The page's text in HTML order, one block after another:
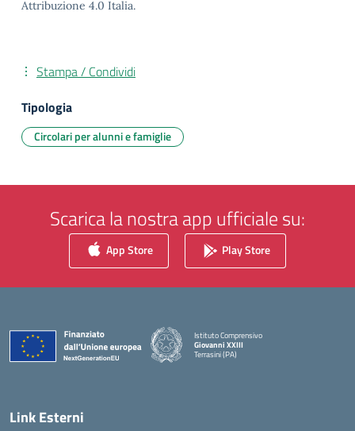
Attribuzione 4.0 Italia.
Stampa / Condividi
Tipologia
Circolari per alunni e famiglie
Scarica la nostra app ufficiale su:
App Store Play Store
Istituto Comprensivo
Giovanni XXIII
Terrasini (PA)
Link Esterni